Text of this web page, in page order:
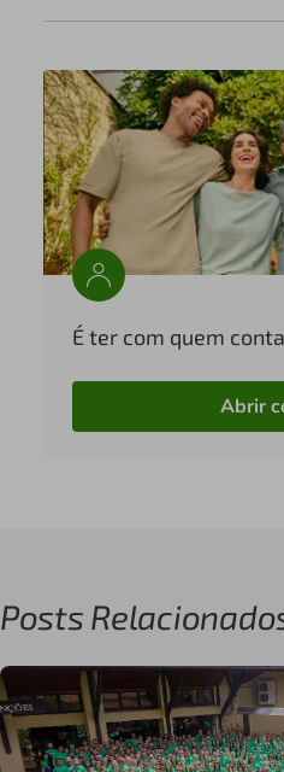
É ter com quem
Abrir
Posts